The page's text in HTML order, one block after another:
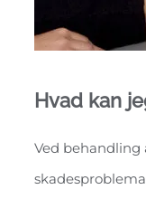
Hvad kan
Ved